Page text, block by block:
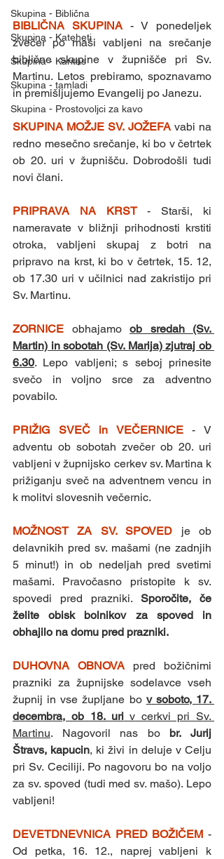
Skupina - Biblična
Skupina - Kateheti
Skupina - Karitas
Skupina - tamladi
Skupina - Prostovoljci za kavo
BIBLIČNA SKUPINA - V ponedeljek
zvečer po maši vabljeni na srečanje
biblične skupine v župnišče pri Sv.
Martinu. Letos prebiramo, spoznavamo
in premišljujemo Evangelij po Janezu.
SKUPINA MOŽJE SV. JOŽEFA vabi na
redno mesečno srečanje, ki bo v četrtek
ob 20. uri v župnišču. Dobrodošli tudi
novi člani.
PRIPRAVA NA KRST - Starši, ki
nameravate v bližnji prihodnosti krstiti
otroka, vabljeni skupaj z botri na
pripravo na krst, ki bo v četrtek, 15. 12,
ob 17.30 uri v učilnici nad zakristijo pri
Sv. Martinu.
ZORNICE obhajamo ob sredah (Sv.
Martin) in sobotah (Sv. Marija) zjutraj ob
6.30. Lepo vabljeni; s seboj prinesite
svečo in voljno srce za adventno
povabilo.
PRIŽIG SVEČ in VEČERNICE - V
adventu ob sobotah zvečer ob 20. uri
vabljeni v župnijsko cerkev sv. Martina k
prižiganju sveč na adventnem vencu in
k molitvi slovesnih večernic.
MOŽNOST ZA SV. SPOVED je ob
delavnikih pred sv. mašami (ne zadnjih
5 minut!) in ob nedeljah pred svetimi
mašami. Pravočasno pristopite k sv.
spovedi pred prazniki. Sporočite, če
želite obisk bolnikov za spoved in
obhajilo na domu pred prazniki.
DUHOVNA OBNOVA pred božičnimi
prazniki za župnijske sodelavce vseh
župnij in vse župljane bo v soboto, 17.
decembra, ob 18. uri v cerkvi pri Sv.
Martinu. Nagovoril nas bo br. Jurij
Štravs, kapucin, ki živi in deluje v Celju
pri Sv. Ceciliji. Po nagovoru bo na voljo
za sv. spoved (tudi med sv. mašo). Lepo
vabljeni!
DEVETDNEVNICA PRED BOŽIČEM -
Od petka, 16. 12., naprej vabljeni k